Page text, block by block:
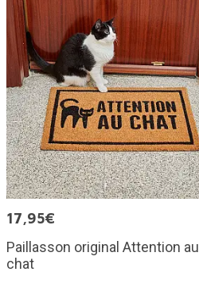
17,95€
Paillasson original Attention au
chat